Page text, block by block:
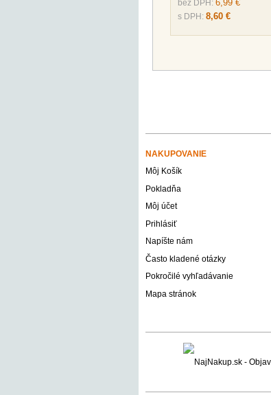
bez DPH: 6,99 €
s DPH: 8,60 €
NAKUPOVANIE
Môj Košík
Pokladňa
Môj účet
Prihlásiť
Napíšte nám
Často kladené otázky
Pokročilé vyhľadávanie
Mapa stránok